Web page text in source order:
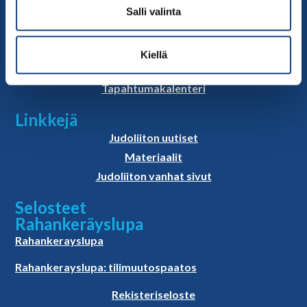
Salli valinta
Kiellä
Judoliiton henkilöstö
Hallitus
Jäsenseurat
Tapahtumakalenteri
Linkkejä
Judoliiton uutiset
Materiaalit
Judoliiton vanhat sivut
Selosteet
Rahankeräyslupa
Rahankerayslupa
Rahankerayslupa: tilimuutospaatos
Rekisteriseloste